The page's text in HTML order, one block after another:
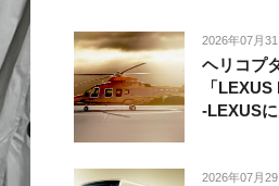
2026年07月31
ヘリコプ
「
-LEXUS
2026年07月29